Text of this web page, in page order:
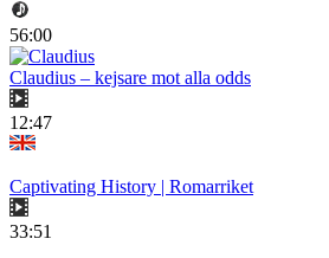
56:00
Claudius – kejsare mot alla odds
12:47
Captivating History | Romarriket
33:51